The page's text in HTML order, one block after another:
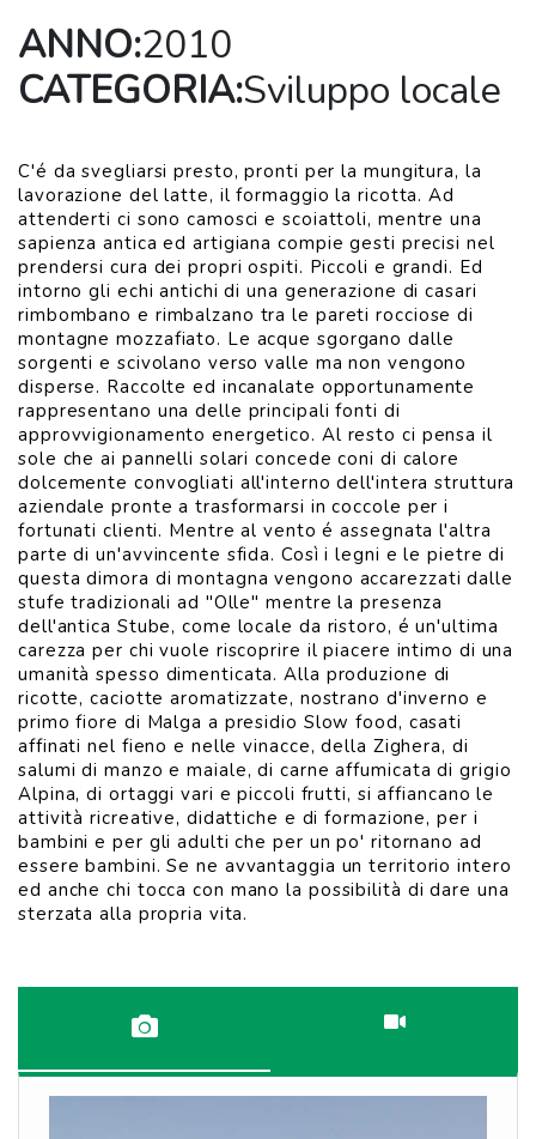
ANNO:2010
CATEGORIA:Sviluppo locale
C'é da svegliarsi presto, pronti per la mungitura, la
lavorazione del latte, il formaggio la ricotta. Ad
attenderti ci sono camosci e scoiattoli, mentre una
sapienza antica ed artigiana compie gesti precisi nel
prendersi cura dei propri ospiti. Piccoli e grandi. Ed
intorno gli echi antichi di una generazione di casari
rimbombano e rimbalzano tra le pareti rocciose di
montagne mozzafiato. Le acque sgorgano dalle
sorgenti e scivolano verso valle ma non vengono
disperse. Raccolte ed incanalate opportunamente
rappresentano una delle principali fonti di
approvvigionamento energetico. Al resto ci pensa il
sole che ai pannelli solari concede coni di calore
dolcemente convogliati all'interno dell'intera struttura
aziendale pronte a trasformarsi in coccole per i
fortunati clienti. Mentre al vento é assegnata l'altra
parte di un'avvincente sfida. Così i legni e le pietre di
questa dimora di montagna vengono accarezzati dalle
stufe tradizionali ad "Olle" mentre la presenza
dell'antica Stube, come locale da ristoro, é un'ultima
carezza per chi vuole riscoprire il piacere intimo di una
umanità spesso dimenticata. Alla produzione di
ricotte, caciotte aromatizzate, nostrano d'inverno e
primo fiore di Malga a presidio Slow food, casati
affinati nel fieno e nelle vinacce, della Zighera, di
salumi di manzo e maiale, di carne affumicata di grigio
Alpina, di ortaggi vari e piccoli frutti, si affiancano le
attività ricreative, didattiche e di formazione, per i
bambini e per gli adulti che per un po' ritornano ad
essere bambini. Se ne avvantaggia un territorio intero
ed anche chi tocca con mano la possibilità di dare una
sterzata alla propria vita.
VISUALIZZA